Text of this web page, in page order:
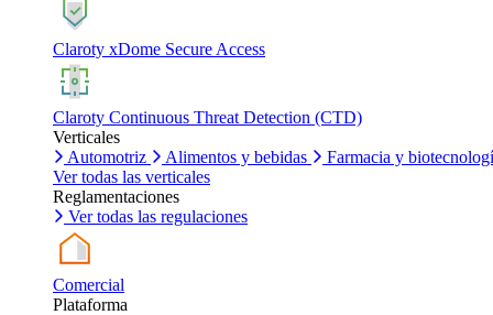
Claroty xDome Secure Access
Claroty Continuous Threat Detection (CTD)
Verticales
Automotriz
Alimentos y bebidas
Farmacia y
Ver todas las verticales
Reglamentaciones
Ver todas las regulaciones
Comercial
Plataforma